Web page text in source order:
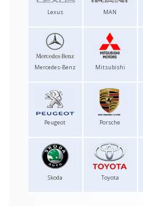
Lexus MAN
Mercedes-Benz Mitsubishi
Peugeot Porsche
Skoda Toyota